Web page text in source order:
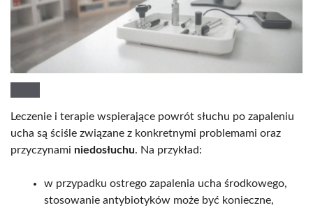
Leczenie i terapie wspierające powrót słuchu po zapaleniu
ucha są ściśle związane z konkretnymi problemami oraz
przyczynami niedosłuchu. Na przykład:
w przypadku ostrego zapalenia ucha środkowego,
stosowanie antybiotyków może być konieczne,